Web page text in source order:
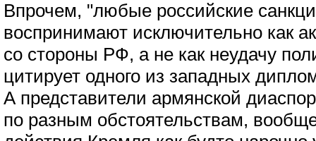
Впрочем, "любые российские
воспринимают исключительно как
со стороны РФ, а не как неудачу
цитирует одного из западных
А представители армянской
по разным обстоятельствам,